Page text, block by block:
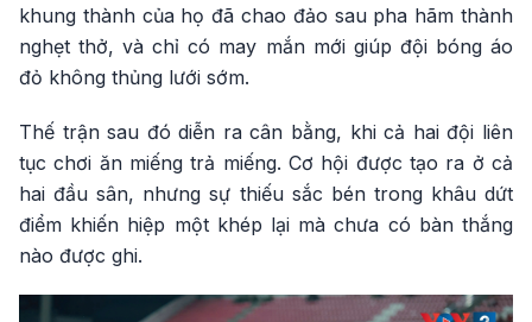
khung thành của họ đã chao đảo sau pha hãm thành
nghẹt thở, và chỉ có may mắn mới giúp đội bóng áo
đỏ không thủng lưới sớm.
Thế trận sau đó diễn ra cân bằng, khi cả hai đội liên
tục chơi ăn miếng trả miếng. Cơ hội được tạo ra ở cả
hai đầu sân, nhưng sự thiếu sắc bén trong khâu dứt
điểm khiến hiệp một khép lại mà chưa có bàn thắng
nào được ghi.